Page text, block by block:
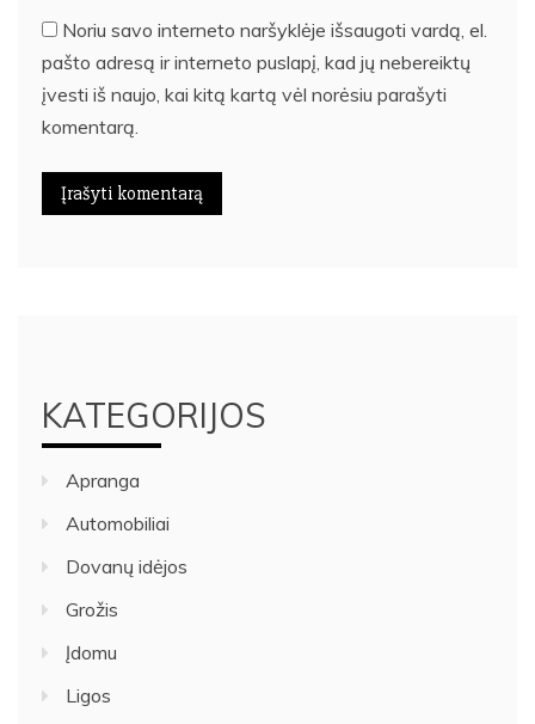
Noriu savo interneto naršyklėje išsaugoti vardą, el.
pašto adresą ir interneto puslapį, kad jų nebereiktų
įvesti iš naujo, kai kitą kartą vėl norėsiu parašyti
komentarą.
KATEGORIJOS
Apranga
Automobiliai
Dovanų idėjos
Grožis
Įdomu
Ligos